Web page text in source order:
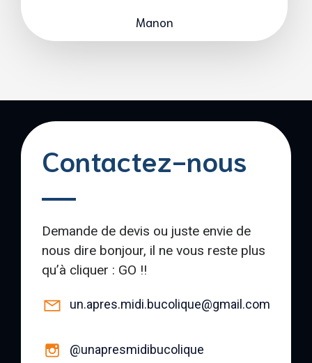
Manon
Contactez-nous
Demande de devis ou juste envie de
nous dire bonjour, il ne vous reste plus
qu’à cliquer : GO !!
un.apres.midi.bucolique@gmail.com
@unapresmidibucolique